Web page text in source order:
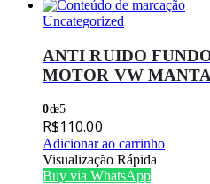
Uncategorized
ANTI RUIDO
MOTOR VW MANTA
0de 5
R$110.00
Adicionar ao carrinho
Visualização Rápida
Buy via WhatsApp